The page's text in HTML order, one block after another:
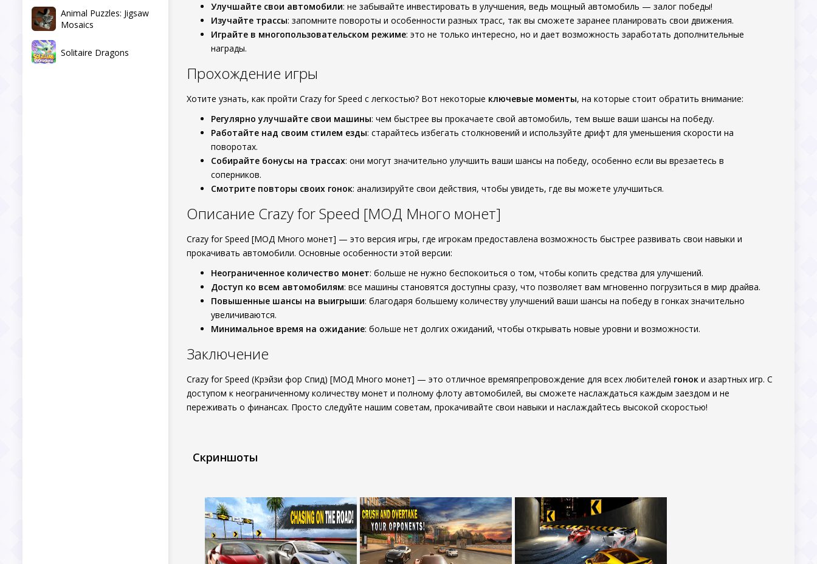
Animal Puzzles: Jigsaw
Mosaics
Solitaire Dragons
Улучшайте свои автомобили: не забывайте инвестировать в улучшения, ведь мощный автомобиль — залог победы!
Изучайте трассы: запомните повороты и особенности разных трасс, так вы сможете заранее планировать свои движения.
Играйте в многопользовательском режиме: это не только интересно, но и дает возможность заработать дополнительные
награды.
Прохождение игры
Хотите узнать, как пройти Crazy for Speed с легкостью? Вот некоторые ключевые моменты, на которые стоит обратить внимание:
Регулярно улучшайте свои машины: чем быстрее вы прокачаете свой автомобиль, тем выше ваши шансы на победу.
Работайте над своим стилем езды: старайтесь избегать столкновений и используйте дрифт для уменьшения скорости на
поворотах.
Собирайте бонусы на трассах: они могут значительно улучшить ваши шансы на победу, особенно если вы врезаетесь в
соперников.
Смотрите повторы своих гонок: анализируйте свои действия, чтобы увидеть, где вы можете улучшиться.
Описание Crazy for Speed [МОД Много монет]
Crazy for Speed [МОД Много монет] — это версия игры, где игрокам предоставлена возможность быстрее развивать свои навыки и
прокачивать автомобили. Основные особенности этой версии:
Неограниченное количество монет: больше не нужно беспокоиться о том, чтобы копить средства для улучшений.
Доступ ко всем автомобилям: все машины становятся доступны сразу, что позволяет вам мгновенно погрузиться в мир драйва.
Повышенные шансы на выигрыши: благодаря большему количеству улучшений ваши шансы на победу в гонках значительно
увеличиваются.
Минимальное время на ожидание: больше нет долгих ожиданий, чтобы открывать новые уровни и возможности.
Заключение
Crazy for Speed (Крэйзи фор Спид) [МОД Много монет] — это отличное времяпрепровождение для всех любителей гонок и азартных игр. С
доступом к неограниченному количеству монет и полному флоту автомобилей, вы сможете наслаждаться каждым заездом и не
переживать о финансах. Просто следуйте нашим советам, прокачивайте свои навыки и наслаждайтесь высокой скоростью!
Скриншоты